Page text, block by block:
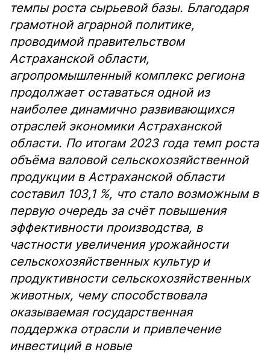
темпы роста сырьевой базы. Благодаря
грамотной аграрной политике,
проводимой правительством
Астраханской области,
агропромышленный комплекс региона
продолжает оставаться одной из
наиболее динамично развивающихся
отраслей экономики Астраханской
области. По итогам 2023 года темп роста
объёма валовой сельскохозяйственной
продукции в Астраханской области
составил 103,1 %, что стало возможным в
первую очередь за счёт повышения
эффективности производства, в
частности увеличения урожайности
сельскохозяйственных культур и
продуктивности сельскохозяйственных
животных, чему способствовала
оказываемая государственная
поддержка отрасли и привлечение
инвестиций в новые